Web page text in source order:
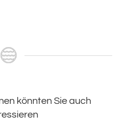
könnten Sie auch